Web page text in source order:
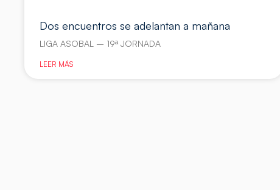
Dos encuentros se adelantan a mañana
LIGA ASOBAL – 19ª JORNADA
LEER MÁS